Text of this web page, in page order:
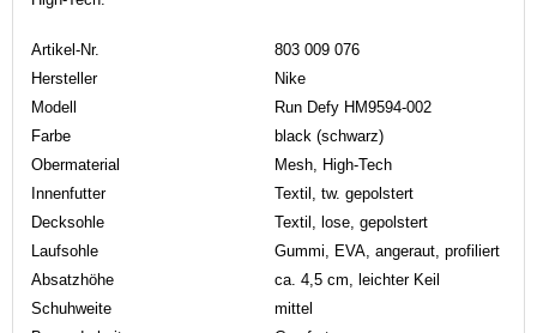
Artikel-Nr.
803 009 076
Hersteller
Nike
Modell
Run Defy HM9594-002
Farbe
black (schwarz)
Obermaterial
Mesh, High-Tech
Innenfutter
Textil, tw. gepolstert
Decksohle
Textil, lose, gepolstert
Laufsohle
Gummi, EVA, angeraut, profiliert
Absatzhöhe
ca. 4,5 cm, leichter Keil
Schuhweite
mittel